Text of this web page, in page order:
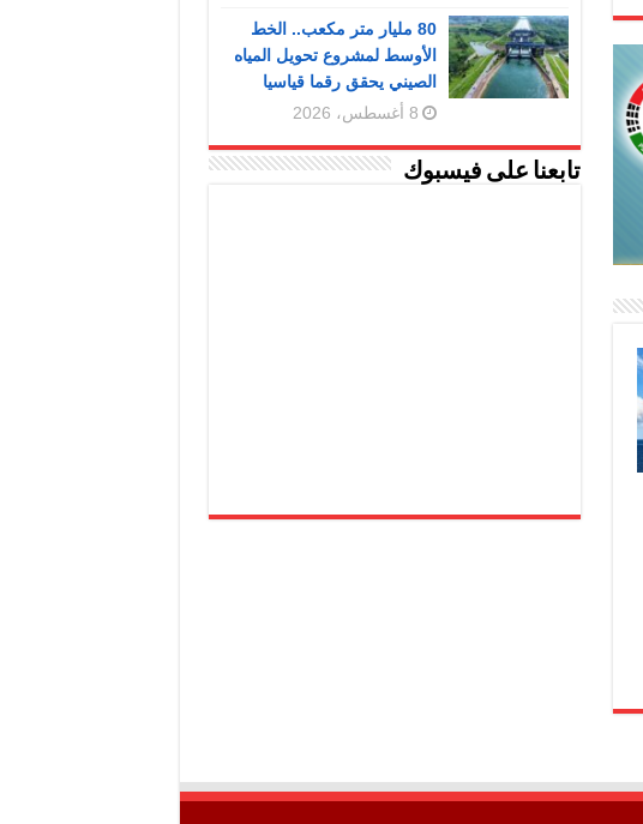
80 مليار متر مكعب.. الخط
الأوسط لمشروع تحويل المياه
الصيني يحقق رقما قياسيا
8 أغسطس، 2026
تابعنا على فيسبوك